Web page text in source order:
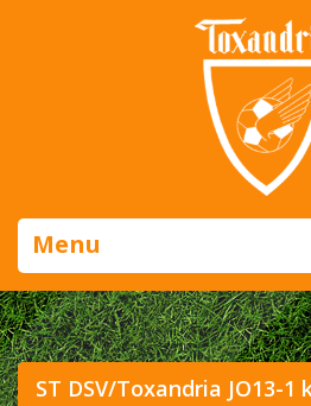
Menu
ST DSV/Toxandria JO13-